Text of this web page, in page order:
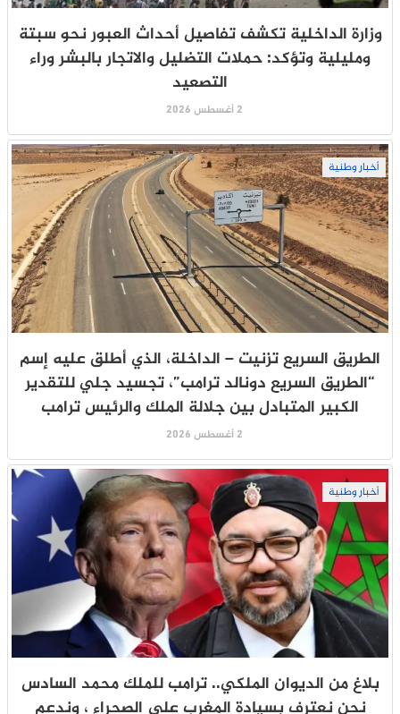
وزارة الداخلية تكشف تفاصيل أحداث العبور نحو سبتة
ومليلية وتؤكد: حملات التضليل والاتجار بالبشر وراء
التصعيد
2 أغسطس 2026
أخبار وطنية
الطريق السريع تزنيت – الداخلة، الذي أطلق عليه إسم
“الطريق السريع دونالد ترامب”، تجسيد جلي للتقدير
الكبير المتبادل بين جلالة الملك والرئيس ترامب
2 أغسطس 2026
أخبار وطنية
بلاغ من الديوان الملكي.. ترامب للملك محمد السادس
نحن نعترف بسيادة المغرب على الصحراء ، وندعم